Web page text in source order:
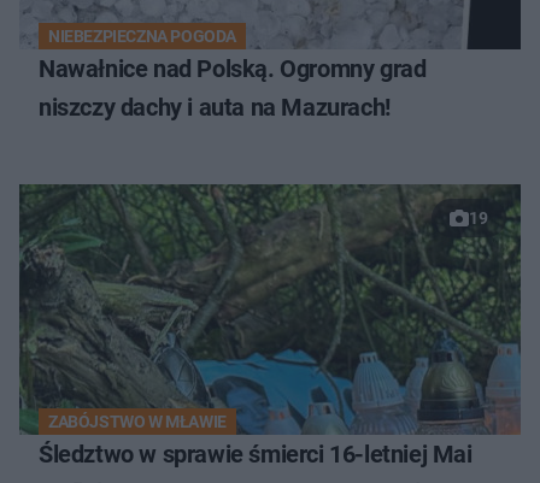
NIEBEZPIECZNA POGODA
Nawałnice nad Polską. Ogromny grad
niszczy dachy i auta na Mazurach!
19
ZABÓJSTWO W MŁAWIE
Śledztwo w sprawie śmierci 16-letniej Mai